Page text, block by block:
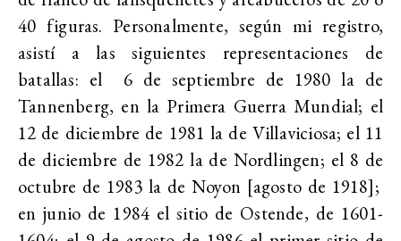
40 figuras. Personalmente, según mi registro,
asistí a las siguientes representaciones de
batallas: el 6 de septiembre de 1980 la de
Tannenberg, en la Primera Guerra Mundial; el
12 de diciembre de 1981 la de Villaviciosa; el 11
de diciembre de 1982 la de Nordlingen; el 8 de
octubre de 1983 la de Noyon [agosto de 1918];
en junio de 1984 el sitio de Ostende, de 1601-